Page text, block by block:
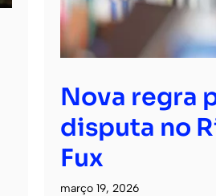
Nova regra
disputa no
Fux
março 19, 2026